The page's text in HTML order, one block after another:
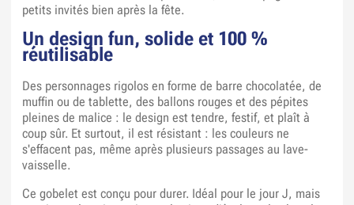
petits invités bien après la fête.
Un design fun, solide et 100 %
réutilisable
Des personnages rigolos en forme de barre chocolatée, de
muffin ou de tablette, des ballons rouges et des pépites
pleines de malice : le design est tendre, festif, et plaît à
coup sûr. Et surtout, il est résistant : les couleurs ne
s'effacent pas, même après plusieurs passages au lave-
vaisselle.
Ce gobelet est conçu pour durer. Idéal pour le jour J, mais